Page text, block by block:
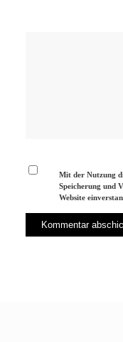
Mit der Nutzung
Speicherung und
Website